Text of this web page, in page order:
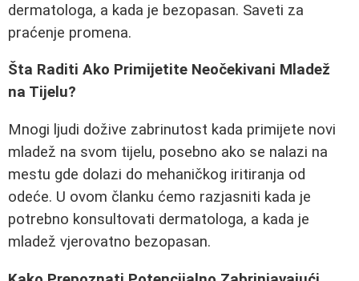
dermatologa, a kada je bezopasan. Saveti za
praćenje promena.
Šta Raditi Ako Primijetite Neočekivani Mladež
na Tijelu?
Mnogi ljudi dožive zabrinutost kada primijete novi
mladež na svom tijelu, posebno ako se nalazi na
mestu gde dolazi do mehaničkog iritiranja od
odeće. U ovom članku ćemo razjasniti kada je
potrebno konsultovati dermatologa, a kada je
mladež vjerovatno bezopasan.